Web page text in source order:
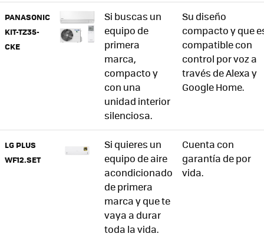
PANASONIC
KIT-TZ35-
CKE
Si buscas un
equipo de
primera
marca,
compacto y
con una
unidad interior
silenciosa.
Su diseño
compacto y que
compatible con
control por voz a
través de Alexa y
Google Home.
LG PLUS
WF12.SET
Si quieres un
equipo de aire
acondicionado
de primera
marca y que te
vaya a durar
toda la vida.
Cuenta con
garantía de por
vida.